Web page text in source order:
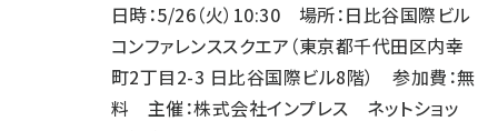
日時：5/26（火）10:30 場所：日比谷国際ビル
コンファレンススクエア（東京都千代田区内幸
町2丁目2-3 日比谷国際ビル8階） 参加費：無
料 主催：株式会社インプレス ネットショッ